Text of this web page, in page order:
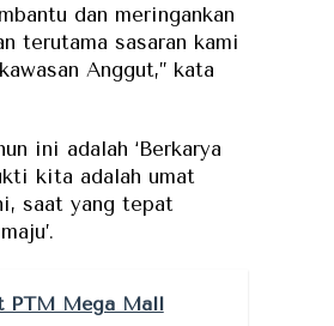
dan meringankan
terutama sasaran kami
Anggut,’’ kata
ini adalah ‘Berkarya
kita adalah umat
saat yang tepat
PTM Mega Mall